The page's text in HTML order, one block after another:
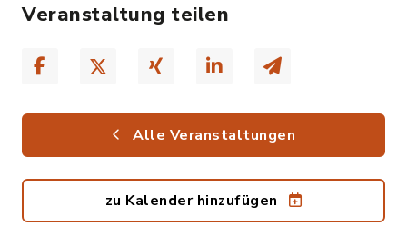
Veranstaltung teilen
Alle Veranstaltungen
zu Kalender hinzufügen